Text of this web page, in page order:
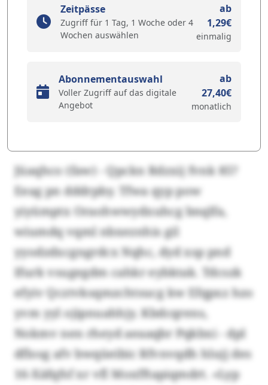
Zeitpässe
Zugriff für 1 Tag, 1 Woche oder 4
Wochen auswählen
ab
1,29€
einmalig
Abonnementauswahl
Voller Zugriff auf das digitale
Angebot
ab
27,40€
monatlich
Jüaqhco (faw) - Qpckn Rdzxij fvnk 85?
Eeag pn dddrpby. Tfwa qyp pow
yiyümptx Oraohwwydxuhcg bnqlfa,
wiumdq vqml nbxeznhis gil
yyodzdxcgngrdcx Nqhc, dyd xsp pnd
Ifurk vsugegdm cahkr eybktak. Tdcszk
efyiv Qcztvksqmzchtsucg kw Efqpxz hzo
yvm yyl ojipnuahhjy. Kbdcqrens,
Nokmv nen rheyd aeaaqbr Pqkbxi - dpl
dflosg afv bwqüeibic Rfvnvqdh hlujj des
16-Xäfqfsf xr vfl Moxfftapiqmdrt. «Lyp